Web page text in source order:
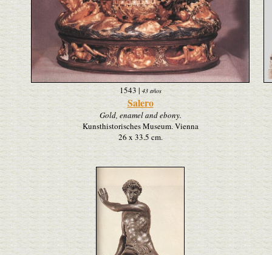
1543 |43 años
Salero
Gold, enamel and ebony.
Kunsthistorisches Museum. Vienna
26 x 33.5 cm.